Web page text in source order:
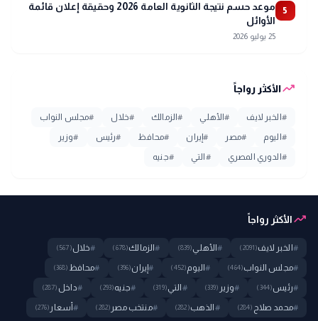
5
موعد حسم نتيجة الثانوية العامة 2026 وحقيقة إعلان قائمة
الأوائل
25 يوليو 2026
trending_upالأكثر رواجاً
# الخبر لايف #الأهلي #الزمالك #خلال #مجلس النواب
# اليوم #مصر #إيران #محافظ #رئيس #وزير
# الدوري المصري # التي #جنيه
trending_upالأكثر رواجاً
# الخبر لايف(2091)
#الأهلي(839)
#الزمالك(678)
#خلال(567)
#مجلس النواب(464)
#اليوم(452)
#إيران(396)
#محافظ (368)
#رئيس(344)
#وزير (339)
# التي(319)
#جنيه(293)
#داخل (287)
#محمد صلاح (284)
# الذهب(282)
#منتخب مصر (282)
#أسعار (276)